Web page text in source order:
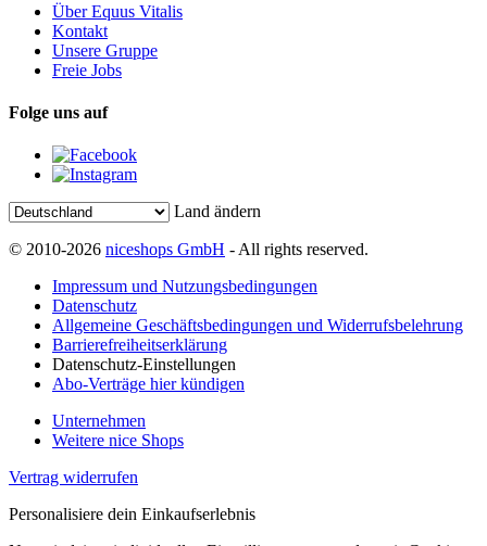
Über Equus Vitalis
Kontakt
Unsere Gruppe
Freie Jobs
Folge uns auf
Land ändern
© 2010-2026 niceshops GmbH - All rights reserved.
Impressum und Nutzungsbedingungen
Datenschutz
Allgemeine Geschäftsbedingungen und Widerrufsbelehrung
Barrierefreiheitserklärung
Datenschutz-Einstellungen
Abo-Verträge hier kündigen
Unternehmen
Weitere nice Shops
Vertrag widerrufen
Personalisiere dein Einkaufserlebnis